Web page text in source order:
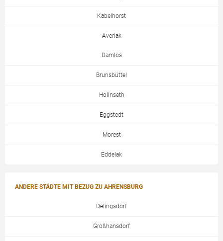
Kabelhorst
Averlak
Damlos
Brunsbüttel
Hollnseth
Eggstedt
Morest
Eddelak
ANDERE STÄDTE MIT BEZUG ZU AHRENSBURG
Delingsdorf
Großhansdorf